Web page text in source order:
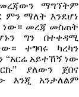
ማግኘትም
ምን ማለት እንደሆነ
ነው። መረጃ መስጠት
ግን በተቀዳሚ
ተግባሩ ካረካን
“አርሬ አይተኸኝ ነው
ያለውን ጀበና
እንጂ አንታለልም